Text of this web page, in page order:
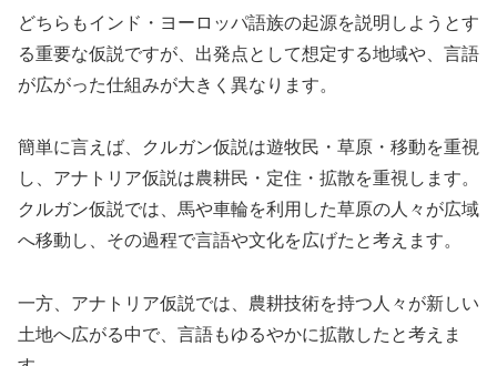
どちらもインド・ヨーロッパ語族の起源を説明しようとす
る重要な仮説ですが、出発点として想定する地域や、言語
が広がった仕組みが大きく異なります。
簡単に言えば、クルガン仮説は遊牧民・草原・移動を重視
し、アナトリア仮説は農耕民・定住・拡散を重視します。
クルガン仮説では、馬や車輪を利用した草原の人々が広域
へ移動し、その過程で言語や文化を広げたと考えます。
一方、アナトリア仮説では、農耕技術を持つ人々が新しい
土地へ広がる中で、言語もゆるやかに拡散したと考えま